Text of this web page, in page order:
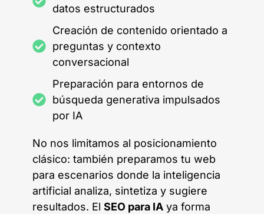
datos estructurados
Creación de contenido orientado a
preguntas y contexto
conversacional
Preparación para entornos de
búsqueda generativa impulsados
por IA
No nos limitamos al posicionamiento
clásico: también preparamos tu web
para escenarios donde la inteligencia
artificial analiza, sintetiza y sugiere
resultados. El SEO para IA ya forma